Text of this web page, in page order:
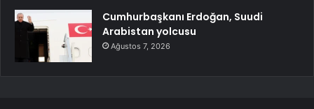
Cumhurbaşkanı Erdoğan, Suudi
Arabistan yolcusu
Ağustos 7, 2026